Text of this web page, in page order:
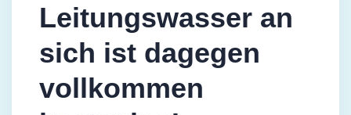
Leitungswasser an
sich ist dagegen
vollkommen